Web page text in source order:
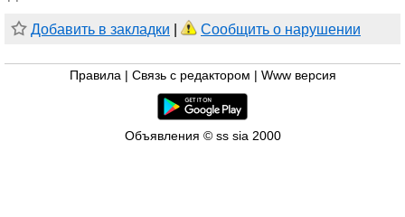
Добавить в закладки Сообщить о нарушении
Правила Связь с редактором Www версия
Объявления © ss sia 2000